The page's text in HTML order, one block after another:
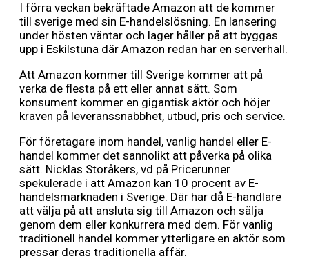
I förra veckan bekräftade Amazon att de kommer
till sverige med sin E-handelslösning. En lansering
under hösten väntar och lager håller på att byggas
upp i Eskilstuna där Amazon redan har en serverhall.
Att Amazon kommer till Sverige kommer att på
verka de flesta på ett eller annat sätt. Som
konsument kommer en gigantisk aktör och höjer
kraven på leveranssnabbhet, utbud, pris och service.
För företagare inom handel, vanlig handel eller E-
handel kommer det sannolikt att påverka på olika
sätt. Nicklas Storåkers, vd på Pricerunner
spekulerade i att Amazon kan 10 procent av E-
handelsmarknaden i Sverige. Där har då E-handlare
att välja på att ansluta sig till Amazon och sälja
genom dem eller konkurrera med dem. För vanlig
traditionell handel kommer ytterligare en aktör som
pressar deras traditionella affär.